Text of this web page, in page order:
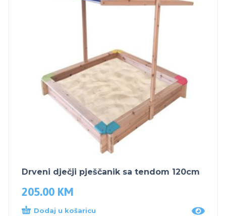
Drveni dječji pješčanik sa tendom 120cm
205.00 KM
Dodaj u košaricu